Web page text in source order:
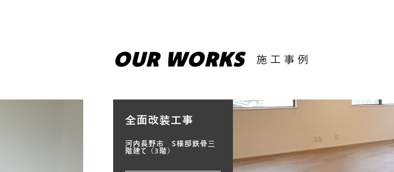
OUR WORKS 施工事例
全面改装工事
河内長野市 S様邸鉄骨三
階建て（3階）